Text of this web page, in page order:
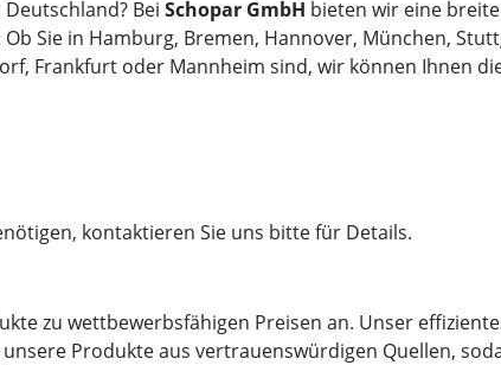
Deutschland? Bei Schopar GmbH bieten wir eine
Ob Sie in Hamburg, Bremen, Hannover, München,
Frankfurt oder Mannheim sind, wir können Ihnen
kontaktieren Sie uns bitte für Details.
zu wettbewerbsfähigen Preisen an. Unser
Produkte aus vertrauenswürdigen Quellen,